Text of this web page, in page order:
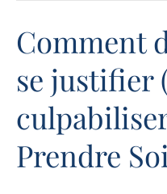
Comment
se justifier
Prendre
Comment
dire
non
sans
se
justifier
(et